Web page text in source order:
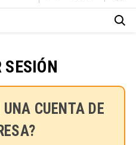
Ir al contenido principal
CUENTA DE